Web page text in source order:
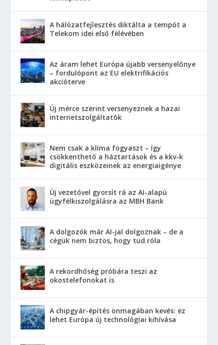
A hálózatfejlesztés diktálta a tempót a
Telekom idei első félévében
Az áram lehet Európa újabb versenyelőnye
– fordulópont az EU elektrifikációs
akcióterve
Új mérce szerint versenyeznek a hazai
internetszolgáltatók
Nem csak a klíma fogyaszt – így
csökkenthető a háztartások és a kkv-k
digitális eszközeinek az energiaigénye
Új vezetővel gyorsít rá az AI-alapú
ügyfélkiszolgálásra az MBH Bank
A dolgozók már AI-jal dolgoznak – de a
cégük nem biztos, hogy tud róla
A rekordhőség próbára teszi az
okostelefonokat is
A chipgyár-építés önmagában kevés: ez
lehet Európa új technológiai kihívása